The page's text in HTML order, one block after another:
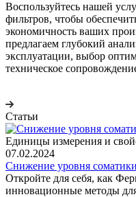
Воспользуйтесь нашей
фильтров, чтобы
экономичность ваших
предлагаем глубокий
эксплуатации, выбор
техническое
Статьи
Единицы измерения и
07.02.2024
Снижение уровня
Откройте для себя, как
инновационные методы